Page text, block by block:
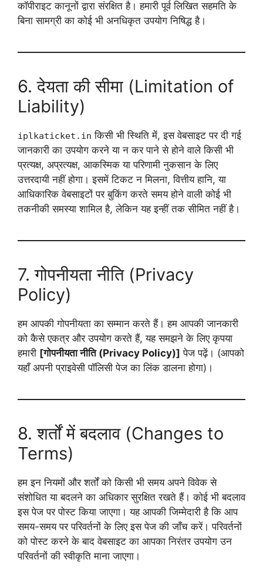
कॉपीराइट कानूनों द्वारा संरक्षित है। हमारी पूर्व लिखित सहमति के
बिना सामग्री का कोई भी अनधिकृत उपयोग निषिद्ध है।
6. देयता की सीमा (Limitation of
Liability)
iplkaticket.in किसी भी स्थिति में, इस वेबसाइट पर दी गई
जानकारी का उपयोग करने या न कर पाने से होने वाले किसी भी
प्रत्यक्ष, अप्रत्यक्ष, आकस्मिक या परिणामी नुकसान के लिए
उत्तरदायी नहीं होगा। इसमें टिकट न मिलना, वित्तीय हानि, या
आधिकारिक वेबसाइटों पर बुकिंग करते समय होने वाली कोई भी
तकनीकी समस्या शामिल है, लेकिन यह इन्हीं तक सीमित नहीं है।
7. गोपनीयता नीति (Privacy
Policy)
हम आपकी गोपनीयता का सम्मान करते हैं। हम आपकी जानकारी
को कैसे एकत्र और उपयोग करते हैं, यह समझने के लिए कृपया
हमारी [गोपनीयता नीति (Privacy Policy)] पेज पढ़ें। (आपको
यहाँ अपनी प्राइवेसी पॉलिसी पेज का लिंक डालना होगा)।
8. शर्तों में बदलाव (Changes to
Terms)
हम इन नियमों और शर्तों को किसी भी समय अपने विवेक से
संशोधित या बदलने का अधिकार सुरक्षित रखते हैं। कोई भी बदलाव
इस पेज पर पोस्ट किया जाएगा। यह आपकी जिम्मेदारी है कि आप
समय-समय पर परिवर्तनों के लिए इस पेज की जाँच करें। परिवर्तनों
को पोस्ट करने के बाद वेबसाइट का आपका निरंतर उपयोग उन
परिवर्तनों की स्वीकृति माना जाएगा।